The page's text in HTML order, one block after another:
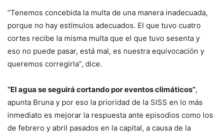
“Tenemos concebida la multa de una manera inadecuada,
porque no hay estímulos adecuados. El que tuvo cuatro
cortes recibe la misma multa que el que tuvo sesenta y
eso no puede pasar, está mal, es nuestra equivocación y
queremos corregirla”, dice.
“El agua se seguirá cortando por eventos climáticos”,
apunta Bruna y por eso la prioridad de la SISS en lo más
inmediato es mejorar la respuesta ante episodios como los
de febrero y abril pasados en la capital, a causa de la